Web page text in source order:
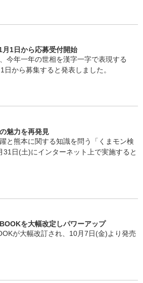
1日から応募受付開始
今年一年の世相を漢字一字で表現する
日から募集すると発表しました。
魅力を再発見
と熊本に関する知識を問う「くまモン検
日(土)にインターネット上で実施すると
を大幅改定しパワーアップ
が大幅改訂され、10月7日(金)より発売